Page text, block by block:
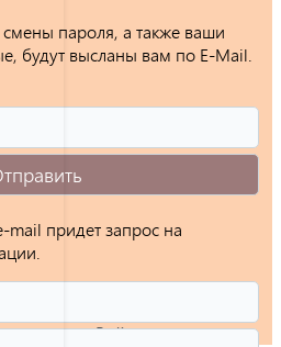
Войти
пароля, а также ваши
будут высланы вам по E-Mail.
придет запрос на